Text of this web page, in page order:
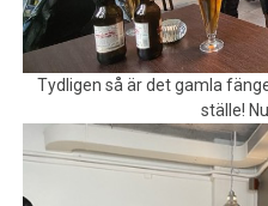
Tydligen så är det gamla
ställe!